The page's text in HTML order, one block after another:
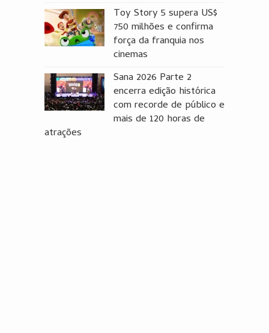
Toy Story 5 supera US$
750 milhões e confirma
força da franquia nos
cinemas
Sana 2026 Parte 2
encerra edição histórica
com recorde de público e
mais de 120 horas de
atrações